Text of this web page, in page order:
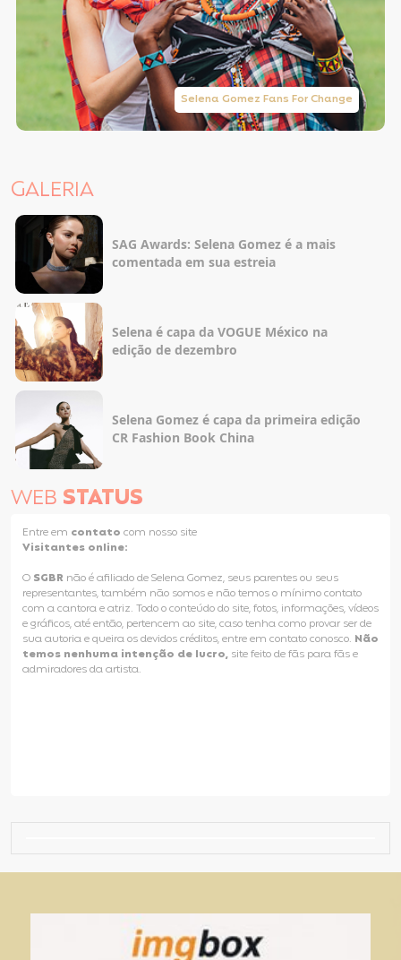
Selena Gomez Fans For Change
GALERIA
SAG Awards: Selena Gomez é a mais
comentada em sua estreia
Selena é capa da VOGUE México na
edição de dezembro
Selena Gomez é capa da primeira edição
CR Fashion Book China
WEB STATUS
Entre em contato com nosso site
Visitantes online:
O SGBR não é afiliado de Selena Gomez, seus parentes ou seus
representantes, também não somos e não temos o mínimo contato
com a cantora e atriz. Todo o conteúdo do site, fotos, informações, vídeos
e gráficos, até então, pertencem ao site, caso tenha como provar ser de
sua autoria e queira os devidos créditos, entre em contato conosco. Não
temos nenhuma intenção de lucro, site feito de fãs para fãs e
admiradores da artista.